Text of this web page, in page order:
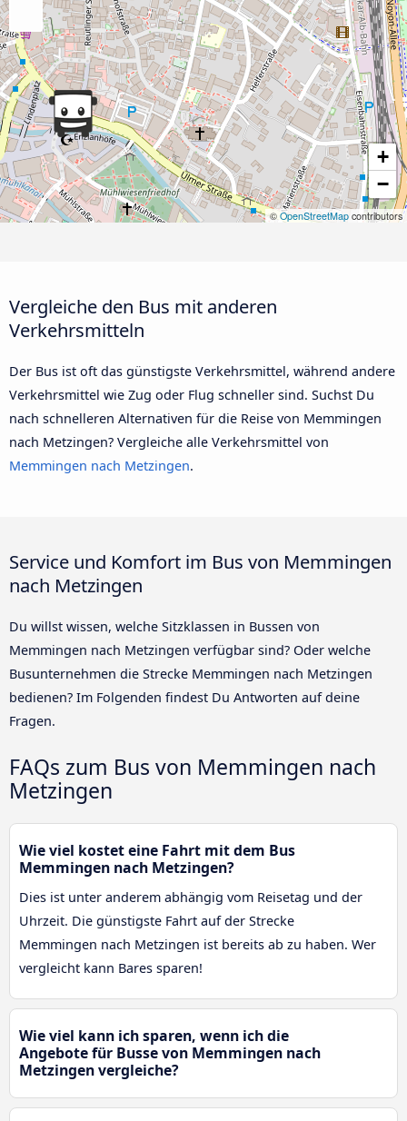
+
−
© OpenStreetMap contributors
Vergleiche den Bus mit anderen
Verkehrsmitteln
Der Bus ist oft das günstigste Verkehrsmittel, während andere
Verkehrsmittel wie Zug oder Flug schneller sind. Suchst Du
nach schnelleren Alternativen für die Reise von Memmingen
nach Metzingen? Vergleiche alle Verkehrsmittel von
Memmingen nach Metzingen.
Service und Komfort im Bus von Memmingen
nach Metzingen
Du willst wissen, welche Sitzklassen in Bussen von
Memmingen nach Metzingen verfügbar sind? Oder welche
Busunternehmen die Strecke Memmingen nach Metzingen
bedienen? Im Folgenden findest Du Antworten auf deine
Fragen.
FAQs zum Bus von Memmingen nach
Metzingen
Wie viel kostet eine Fahrt mit dem Bus
Memmingen nach Metzingen?
Dies ist unter anderem abhängig vom Reisetag und der
Uhrzeit. Die günstigste Fahrt auf der Strecke
Memmingen nach Metzingen ist bereits ab zu haben. Wer
vergleicht kann Bares sparen!
Wie viel kann ich sparen, wenn ich die
Angebote für Busse von Memmingen nach
Metzingen vergleiche?